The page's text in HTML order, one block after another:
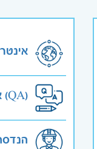
אבטחת איכות (QA)